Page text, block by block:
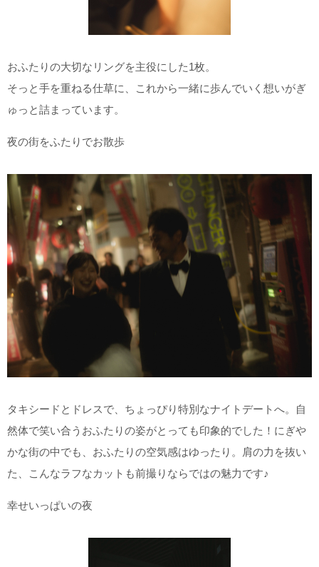
おふたりの大切なリングを主役にした1枚。
そっと手を重ねる仕草に、これから一緒に歩んでいく想いがぎ
ゅっと詰まっています。
夜の街をふたりでお散歩
タキシードとドレスで、ちょっぴり特別なナイトデートへ。自
然体で笑い合うおふたりの姿がとっても印象的でした！ にぎや
かな街の中でも、おふたりの空気感はゆったり。肩の力を抜い
た、こんなラフなカットも前撮りならではの魅力です♪
幸せいっぱいの夜